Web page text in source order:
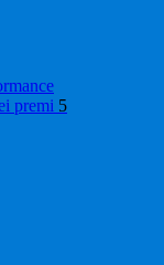
premi 5